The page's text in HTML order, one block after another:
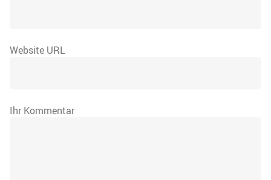
Website URL
Ihr Kommentar